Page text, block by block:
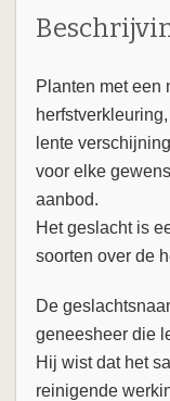
Planten met een
lente
voor elke
aanbod.
Het geslacht is
soorten over de
De
geneesheer die
Hij wist dat het
reinigende